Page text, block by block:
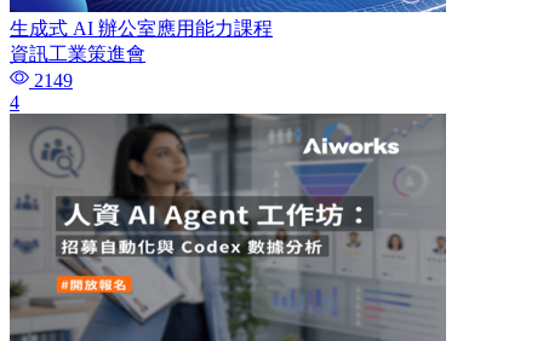
生成式 AI 辦公室應用能力課程
資訊工業策進會
2149
4